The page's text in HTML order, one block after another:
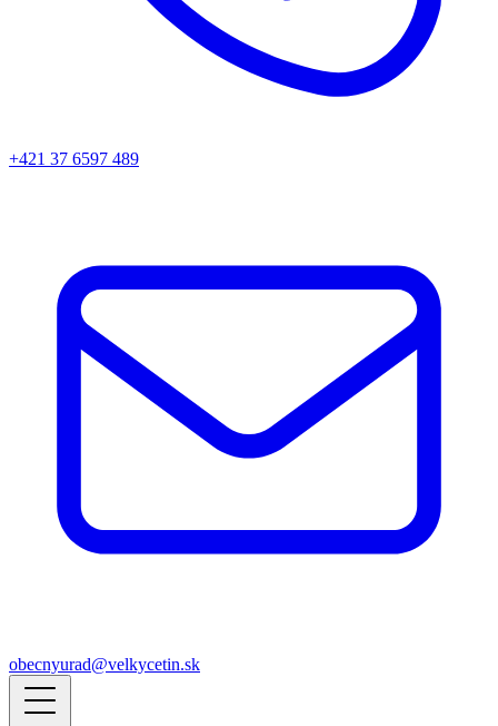
+421 37 6597 489
obecnyurad@velkycetin.sk